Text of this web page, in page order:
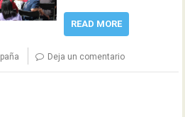
READ MORE
Deja un comentario